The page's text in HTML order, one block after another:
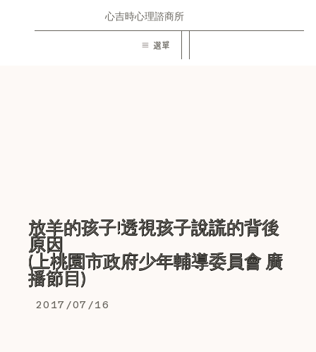
心吉時心理諮商所
選單
放羊的孩子!透視孩子說謊的背後
原因
(上桃園市政府少年輔導委員會 廣
播節目)
2017/07/16